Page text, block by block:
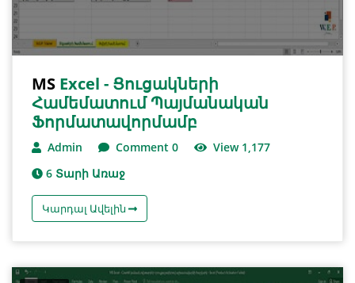
MS Excel - Ցուցակների
Համեմատում Պայմանական
Ֆորմատավորմամբ
Admin Comment 0
View 1,177
6 Տարի Առաջ
Կարդալ Ավելին